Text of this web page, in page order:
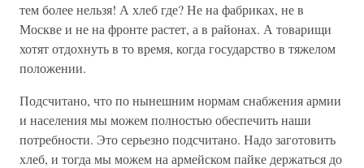
тем более нельзя! А хлеб где? Не на фабриках, не в
Москве и не на фронте растет, а в районах. А товарищи
хотят отдохнуть в то время, когда государство в тяжелом
положении.
Подсчитано, что по нынешним нормам снабжения армии
и населения мы можем полностью обеспечить наши
потребности. Это серьезно подсчитано. Надо заготовить
хлеб, и тогда мы можем на армейском пайке держаться до